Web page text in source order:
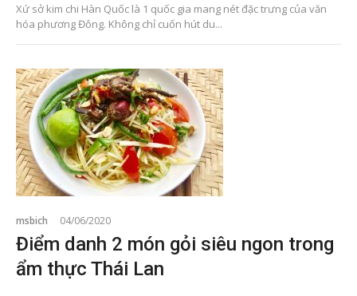
Xứ sở kim chi Hàn Quốc là 1 quốc gia mang nét đặc trưng của văn
hóa phương Đông. Không chỉ cuốn hút du...
msbich 04/06/2020
Điểm danh 2 món gỏi siêu ngon trong
ẩm thực Thái Lan